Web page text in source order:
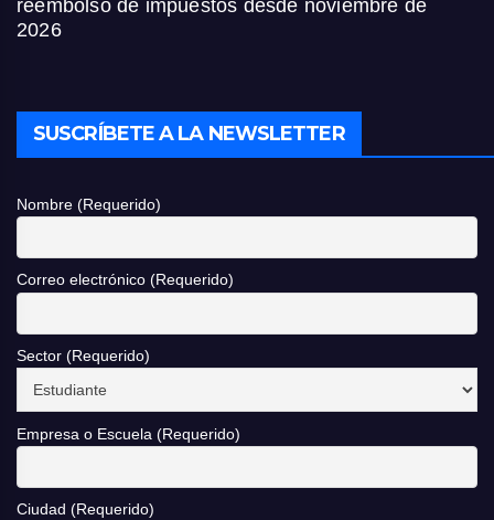
reembolso de impuestos desde noviembre de
2026
SUSCRÍBETE A LA NEWSLETTER
Nombre (Requerido)
Correo electrónico (Requerido)
Sector (Requerido)
Empresa o Escuela (Requerido)
Ciudad (Requerido)